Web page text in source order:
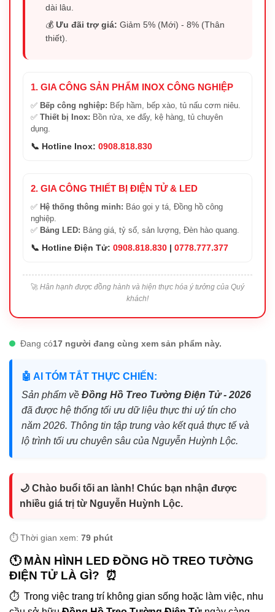
dài lâu.
💰Ưu đãi trợ giá: Giảm 5% (Mới) - 8% (Thân
thiết).
1. GIA CÔNG SẢN PHẨM INOX CÔNG NGHIỆP
✅ Bếp công nghiệp: Bếp hầm, bếp xào, tủ nấu cơm niêu.
✅ Thiết bị Inox: Bồn rửa, xe đẩy, kệ hàng, tủ chuyên
dụng.
📞 Hotline Inox: 0908.818.830
2. GIA CÔNG THIẾT BỊ ĐIỆN TỬ & LED
✅ Hệ thống thông minh: Báo gọi y tá, Đồng hồ công
nghiệp.
✅ Bảng LED: Bảng giá, tỷ số, sản lượng, Đèn hào quang.
📞 Hotline Điện Tử: 0908.818.830 | 0778.777.377
🚀 Hân hạnh được đồng hành và hiện thực hóa ý tưởng của Quý
khách!
Đang có17 người đang cùng xem sản phẩm này.
🤖 AI TÓM TẮT THỰC CHIẾN:
Sản phẩm về Đồng Hồ Treo Tường Điện Tử - 2026
đã được hệ thống tối ưu dữ liệu thực thi uý tín cho
năm 2026. Thông tin tập trung vào kết quả thực tế và
lộ trình tối ưu chuyên sâu của Nguyễn Huỳnh Lộc.
🌙 Chào buổi tối an lành! Chúc bạn nhận được
nhiều giá trị từ Nguyễn Huỳnh Lộc.
⏱️ Thời gian xem: 79 phút
🕚 MÀN HÌNH LED ĐỒNG HỒ TREO TƯỜNG
ĐIỆN TỬ LÀ GÌ? ⏰
⏱️ Trong việc trang trí không gian sống hoặc làm việc, nhu